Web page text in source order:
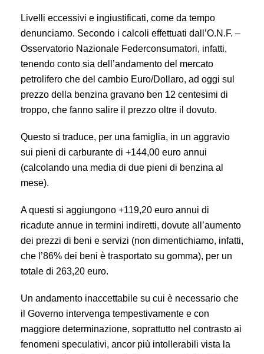
Livelli eccessivi e ingiustificati, come da tempo
denunciamo. Secondo i calcoli effettuati dall’O.N.F. –
Osservatorio Nazionale Federconsumatori, infatti,
tenendo conto sia dell’andamento del mercato
petrolifero che del cambio Euro/Dollaro, ad oggi sul
prezzo della benzina gravano ben 12 centesimi di
troppo, che fanno salire il prezzo oltre il dovuto.
Questo si traduce, per una famiglia, in un aggravio
sui pieni di carburante di +144,00 euro annui
(calcolando una media di due pieni di benzina al
mese).
A questi si aggiungono +119,20 euro annui di
ricadute annue in termini indiretti, dovute all’aumento
dei prezzi di beni e servizi (non dimentichiamo, infatti,
che l’86% dei beni è trasportato su gomma), per un
totale di 263,20 euro.
Un andamento inaccettabile su cui è necessario che
il Governo intervenga tempestivamente e con
maggiore determinazione, soprattutto nel contrasto ai
fenomeni speculativi, ancor più intollerabili vista la